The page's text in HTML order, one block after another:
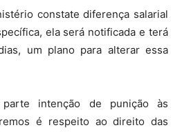
constate diferença salarial
ela será notificada e terá
um plano para alterar essa
intenção de punição às
é respeito ao direito das